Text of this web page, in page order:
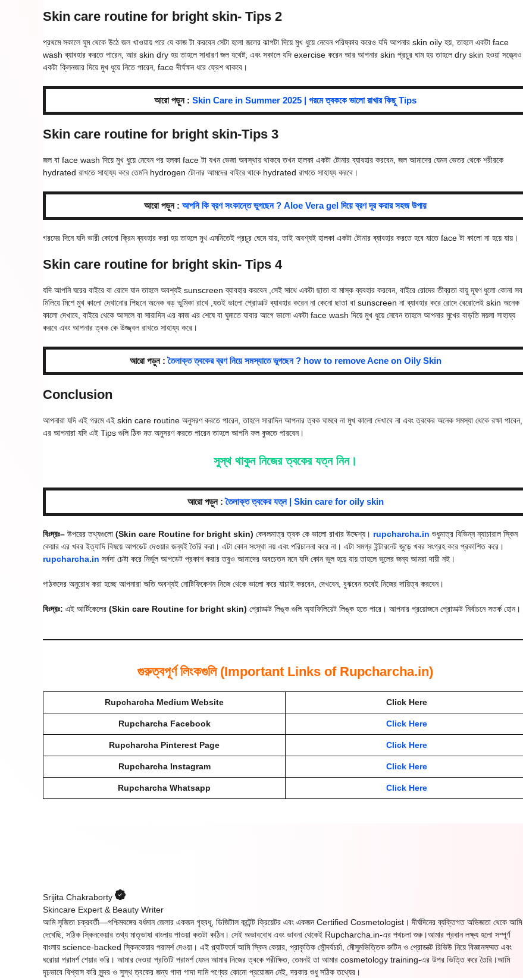
Skin care routine for bright skin- Tips 2
প্রথমে সকালে ঘুম থেকে উঠে জল খাওয়ায় পরে যে কাজ টা করবেন সেটা হলো জলের ঝাপটা দিয়ে মুখ ধুয়ে নেবেন পরিষ্কার করেও যদি আপনার skin oily হয়, তাহলে একটা face
wash ব্যাবহার করতে পারেন, আর skin dry হয় তাহলে সাধারণ জল যথেষ্ট, এবং সকালে যদি exercise করেন আর আপনার skin প্রচুর ঘাম হয় তাহলে dry skin হওয়া সত্ত্বেও
একটা ক্লিনজার দিয়ে মুখ ধুয়ে নিতে পারেন, face দীর্ঘক্ষন ধরে ফ্রেশ থাকবে।
আরো পড়ুন : Skin Care in Summer 2025 | গরমে ত্বককে ভালো রাখার কিছু Tips
Skin care routine for bright skin-Tips 3
জল বা face wash দিয়ে মুখ ধুয়ে নেবেন পর হলকা face টা যখন ভেজা অবস্থায় থাকবে তখন হালকা একটা টোনার ব্যাবহার করবেন, জল আমাদের যেমন ভেতর থেকে শরীরকে
hydrated রাখতে সাহায্য করে তেমনি hydrogen টোনার আমদের বাইরে থাকে hydrated রাখতে সাহায্য করবে।
আরো পড়ুন : আপনি কি ব্রণ সংকান্তে ভুগছেন ? Aloe Vera gel দিয়ে ব্রণ দূর করার সহজ উপায়
গরমের দিনে যদি ভারী কোনো ক্রিম ব্যবহার করা হয় তাহলে মুখ এমনিতেই প্রচুর ঘেমে যায়, তাই অবশ্যই হালকা একটা টোনার ব্যাবহার করতে হবে যাতে face টা কালো না হয়ে যায়।
Skin care routine for bright skin- Tips 4
যদি আপনি ঘরের বাইরে বা রোদে যান তাহলে অবশ্যই sunscreen ব্যাবহার করবেন ,সেই সাথে একটা ছাতা বা মাস্ক ব্যবহার করবেন, বাইরে রোদের তীব্রতা বায়ু দূষণ ধুলো কোনা সব
মিলিয়ে মিশে মুখ কালো দেখানোর পিছনে অনেক বড় ভুমিকা রাখে ,যতই ভালো প্রোডাক্ট ব্যাবহার করেন না কেনো ছাতা বা sunscreen না ব্যাবহার করে রোদে বেরোলেই skin অনেক
কালো দেখাবে, বাইরে থেকে আসলে বা সারাদিন এর কাজ এর শেষে বা ঘুমাতে যাবার আগে ভালো একটা face wash দিয়ে মুখ ধুয়ে নেবেন তাহলে আপনার মুখের বাড়তি ময়লা সাহায্য
করবে এবং আপনার ত্বক কে উজ্জ্বল রাখতে সাহায্য করে।
আরো পড়ুন :তৈলাক্ত ত্বকের ব্রণ নিয়ে সমস্যাতে ভুগছেন ? how to remove Acne on Oily Skin
Conclusion
আপনারা যদি এই গরমে এই skin care routine অনুসরণ করতে পারেন, তাহলে সারাদিন আপনার ত্বক ঘামবে না মুখ কালো দেখাবে না এবং ত্বকের অনেক সমস্যা থেকে রক্ষা পাবেন,
এর আপনারা যদি এই Tips গুলি ঠিক মত অনুসরণ করতে পারেন তাহলে আপনি ফল বুজতে পারবেন।
সুস্থ থাকুন নিজের ত্বকের যত্ন নিন।
আরো পড়ুন :তৈলাক্ত ত্বকের যত্ন | Skin care for oily skin
বিঃদ্রঃ– উপরের তথ্যগুলো (Skin care Routine for bright skin) কেবলমাত্র ত্বক কে ভালো রাখার উদ্দেশ্য। rupcharcha.in শুধুমাত্র বিভিন্ন ন্যাচারাল স্কিন
কেয়ার এর খবর ইত্যাদি বিষয়ে আপডেট দেওয়ার জন্যই তৈরি করা। এটা কোন সংস্থা নয় এবং পরিচালনা করে না। এটা সমগ্র ইন্টারনেট জুড়ে খবর সংগ্রহ করে প্রকাশিত করে।
rupcharcha.in সর্বদা চেষ্টা করে নির্ভুল আপডেট প্রকাশ করার তবুও আমাদের অবচেতন মনে যদি কোন ভুল হয়ে যায় তাহলে ভুলের জন্য আমরা দায়ী নই।
পাঠকদের অনুরোধ করা হচ্ছে আপনারা অতি অবশ্যই নোটিফিকেশন নিজে থেকে ভালো করে যাচাই করবেন, দেখবেন, বুঝবেন তবেই নিজের দায়িত্ব করবেন।
বিঃদ্রঃ: এই আর্টিকেলের (Skin care Routine for bright skin) প্রোডাক্ট লিঙ্ক গুলি অ্যাফিলিয়েট লিঙ্ক হতে পারে। আপনার প্রয়োজনে প্রোডাক্ট নির্বাচনে সতর্ক হোন।
গুরুত্বপূর্ণ লিংকগুলি (Important Links of Rupcharcha.in)
Rupcharcha Medium Website Click Here
Rupcharcha Facebook Click Here
Rupcharcha Pinterest Page Click Here
Rupcharcha Instagram Click Here
Rupcharcha Whatsapp Click Here
Srijita Chakraborty
Skincare Expert & Beauty Writer
আমি সৃজিতা চক্রবর্তী—পশ্চিমবঙ্গের বর্ধমান জেলার একজন গৃহবধূ, ডিজিটাল কন্টেন্ট ক্রিয়েটর এবং একজন Certified Cosmetologist। দীর্ঘদিনের ব্যক্তিগত অভিজ্ঞতা থেকে আমি
দেখেছি, সঠিক স্কিনকেয়ার তথ্য মাতৃভাষা বাংলায় পাওয়া কতটা কঠিন। সেই অভাববোধ এবং ভাবনা থেকেই Rupcharcha.in-এর পথচলা শুরু।আমার প্রধান লক্ষ্য হলো সম্পূর্ণ
বাংলায় science-backed স্কিনকেয়ার পরামর্শ দেওয়া। এই প্ল্যাটফর্মে আমি স্কিন কেয়ার, প্রাকৃতিক সৌন্দর্যচর্চা, মৌসুমভিত্তিক রুটিন ও প্রোডাক্ট রিভিউ নিয়ে বিজ্ঞানসম্মত এবং
ঘরোয়া পরামর্শ শেয়ার করি। আমার দেওয়া প্রতিটি পরামর্শ যেমন আমার নিজের ত্বকে পরীক্ষিত, তেমনই তা আমার cosmetology training-এর উপর ভিত্তি করে তৈরি।আমি
দৃঢ়ভাবে বিশ্বাস করি সুন্দর ও সুস্থ ত্বকের জন্য গাদা গাদা দামি পণ্যের কোনো প্রয়োজন নেই, দরকার শুধু সঠিক তথ্যের।